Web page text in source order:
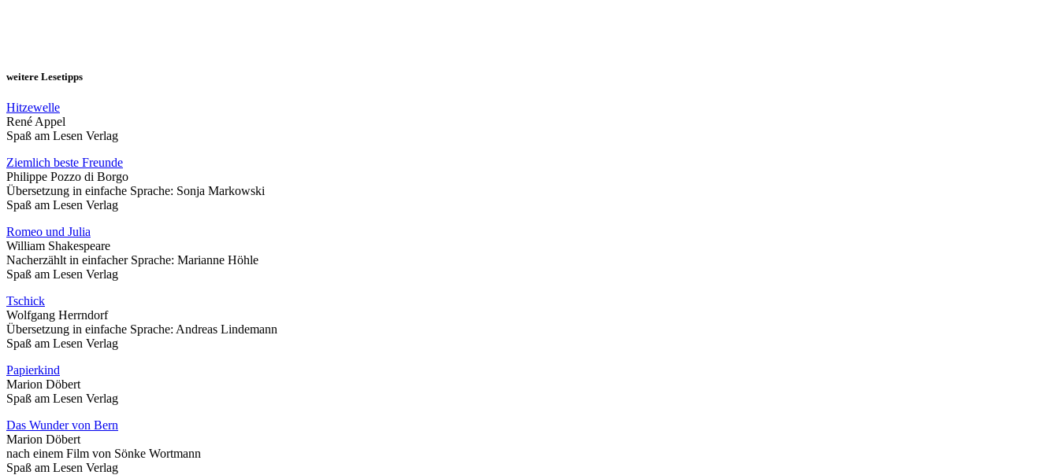
weitere Lesetipps
Hitzewelle
René Appel
Spaß am Lesen Verlag
Ziemlich beste Freunde
Philippe Pozzo di Borgo
Übersetzung in einfache Sprache: Sonja Markowski
Spaß am Lesen Verlag
Romeo und Julia
William Shakespeare
Nacherzählt in einfacher Sprache: Marianne Höhle
Spaß am Lesen Verlag
Tschick
Wolfgang Herrndorf
Übersetzung in einfache Sprache: Andreas Lindemann
Spaß am Lesen Verlag
Papierkind
Marion Döbert
Spaß am Lesen Verlag
Das Wunder von Bern
Marion Döbert
nach einem Film von Sönke Wortmann
Spaß am Lesen Verlag